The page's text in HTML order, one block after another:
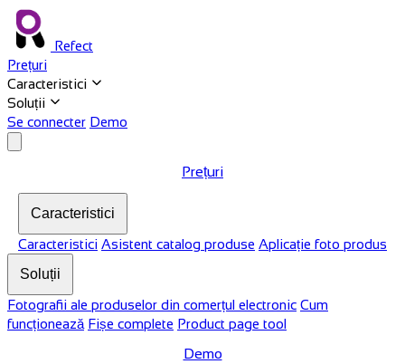
Refect
Prețuri
Caracteristici
Soluții
Se connecter Demo
Prețuri
Caracteristici
Caracteristici Asistent catalog produse Aplicație foto produs
Soluții
Fotografii ale produselor din comerțul electronic Cum
funcționează Fișe complete Product page tool
Demo